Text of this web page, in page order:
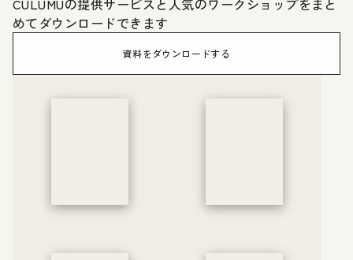
めてダウンロードできます
資料をダウンロードする